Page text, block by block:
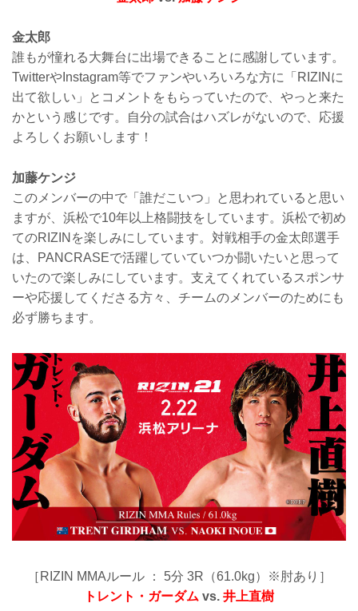
金太郎
誰もが憧れる大舞台に出場できることに感謝しています。
TwitterやInstagram等でファンやいろいろな方に「RIZINに
出て欲しい」とコメントをもらっていたので、やっと来た
かという感じです。自分の試合はハズレがないので、応援
よろしくお願いします！
加藤ケンジ
このメンバーの中で「誰だこいつ」と思われていると思い
ますが、浜松で10年以上格闘技をしています。浜松で初め
てのRIZINを楽しみにしています。対戦相手の金太郎選手
は、PANCRASEで活躍していていつか闘いたいと思って
いたので楽しみにしています。支えてくれているスポンサ
ーや応援してくださる方々、チームのメンバーのためにも
必ず勝ちます。
［RIZIN MMAルール ： 5分 3R（61.0kg）※肘あり］
トレント・ガーダム vs. 井上直樹